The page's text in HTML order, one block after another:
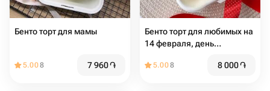
Бенто торт для мамы
5.008 7 960֏
Бенто торт для любимых на
14 февраля, день
5.008 8 000֏